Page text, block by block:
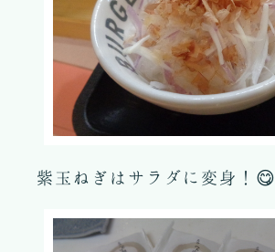
紫玉ねぎはサラダに変身！😋